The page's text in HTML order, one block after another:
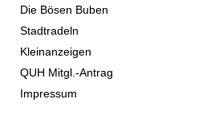
Die Bösen Buben
Stadtradeln
Kleinanzeigen
QUH Mitgl.-Antrag
Impressum